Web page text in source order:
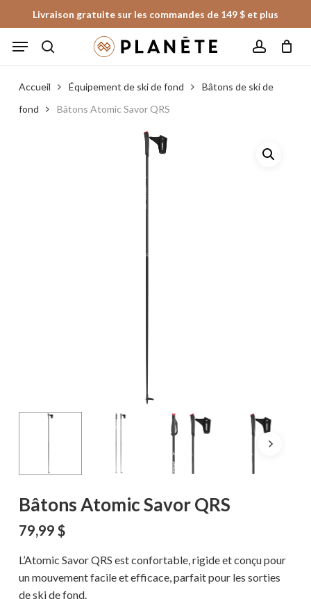
to
main
Livraison gratuite sur les commandes de 149 $ et plus
Menu
Fermer
le
panier
Accueil Équipement de ski de fond
Bâtons de ski de
fond
Bâtons Atomic Savor QRS
Bâtons Atomic Savor QRS
79,99 $
L’Atomic Savor QRS est confortable, rigide et conçu pour
un mouvement facile et efficace, parfait pour les sorties
de ski de fond.